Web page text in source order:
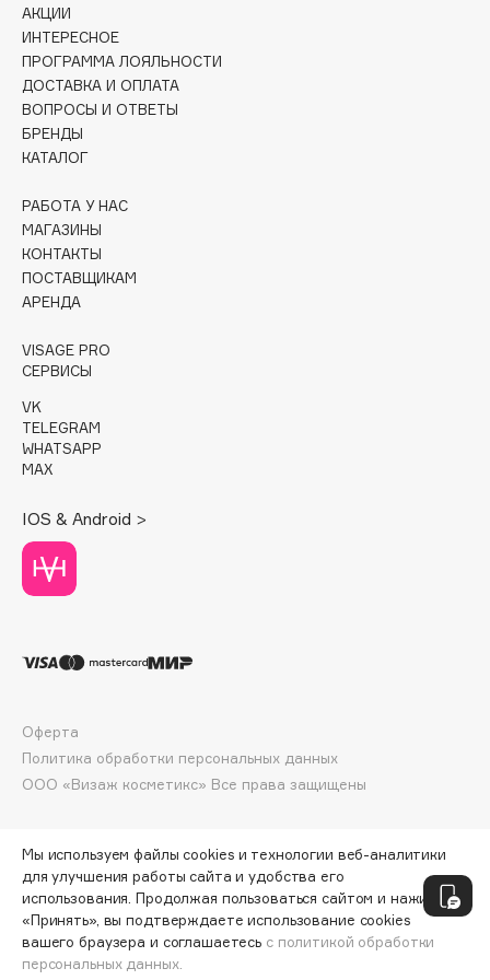
Collagenina
Consly
Corimo
CosRX
Cottolina
Crescina
Curaprox
D
d'Alba
DABO
DARLING*
Darphin
Davines
Dior
Divage
Dolomit
Dr. Vranjes Firenze
Dr.Althea
DSD de Luxe
Dyson
ДОБАВИТЬ В КОРЗИНУ
АКЦИИ
ИНТЕРЕСНОЕ
ПРОГРАММА ЛОЯЛЬНОСТИ
ДОСТАВКА И ОПЛАТА
ВОПРОСЫ И ОТВЕТЫ
БРЕНДЫ
КАТАЛОГ
РАБОТА У НАС
МАГАЗИНЫ
КОНТАКТЫ
ПОСТАВЩИКАМ
АРЕНДА
VISAGE PRO
СЕРВИСЫ
VK
TELEGRAM
WHATSAPP
MAX
IOS & Android >
ООО «Визаж косметикс» Все права защищены
Оферта
Политика обработки персональных данных
Мы используем файлы cookies и технологии веб-аналитики
для улучшения работы сайта и удобства его
использования. Продолжая пользоваться сайтом и нажимая
«Принять», вы подтверждаете использование cookies
вашего браузера и соглашаетесь с политикой обработки
персональных данных.